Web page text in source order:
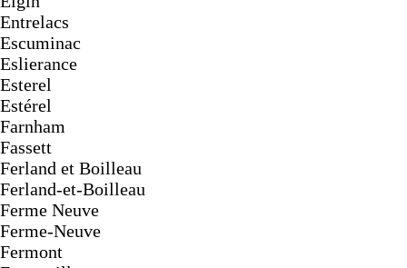
Entrelacs
Escuminac
Eslierance
Esterel
Estérel
Farnham
Fassett
Ferland et Boilleau
Ferland-et-Boilleau
Ferme Neuve
Ferme-Neuve
Fermont